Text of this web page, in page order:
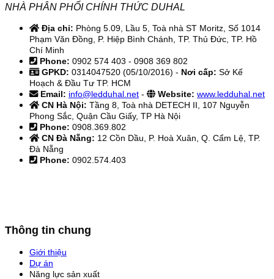
NHÀ PHÂN PHỐI CHÍNH THỨC DUHAL
Địa chỉ: Phòng 5.09, Lầu 5, Toà nhà ST Moritz, Số 1014
Phạm Văn Đồng, P. Hiệp Bình Chánh, TP. Thủ Đức, TP. Hồ
Chí Minh
Phone: 0902 574 403 - 0908 369 802
GPKD: 0314047520 (05/10/2016) - Nơi cấp: Sở Kế
Hoạch & Đầu Tư TP. HCM
Email: info@ledduhal.net - Website: www.ledduhal.net
CN Hà Nội: Tầng 8, Toà nhà DETECH II, 107 Nguyễn
Phong Sắc, Quận Cầu Giấy, TP Hà Nội
Phone: 0908.369.802
CN Đà Nẵng: 12 Cồn Dầu, P. Hoà Xuân, Q. Cẩm Lệ, TP.
Đà Nẵng
Phone: 0902.574.403
Thông tin chung
Giới thiệu
Dự án
Năng lực sản xuất